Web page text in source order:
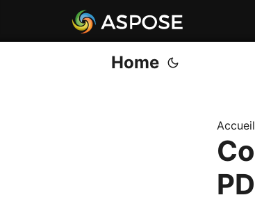
Home
Accueil